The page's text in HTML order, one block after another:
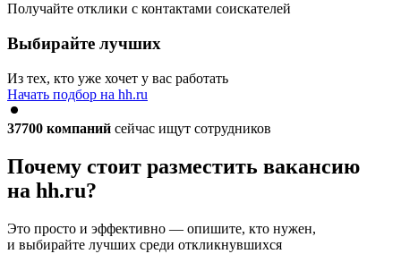
Получайте отклики с контактами соискателей
Выбирайте лучших
Из тех, кто уже хочет у вас работать
Начать подбор на hh.ru
37700 компаний сейчас ищут сотрудников
Почему стоит разместить вакансию
на hh.ru?
Это просто и эффективно — опишите, кто нужен,
и выбирайте лучших среди откликнувшихся